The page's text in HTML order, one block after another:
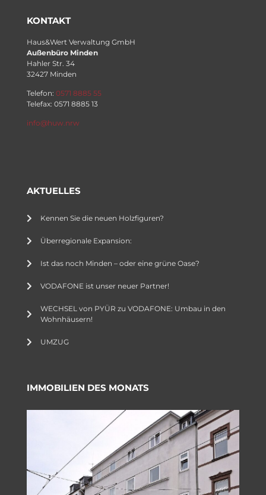
KONTAKT
Haus&Wert Verwaltung GmbH
Außenbüro Minden
Hahler Str. 34
32427 Minden
Telefon: 0571 8885 55
Telefax: 0571 8885 13
info@huw.nrw
AKTUELLES
Kennen Sie die neuen Holzfiguren?
Überregionale Expansion:
Ist das noch Minden – oder eine grüne Oase?
VODAFONE ist unser neuer Partner!
WECHSEL von PYÜR zu VODAFONE: Umbau in den
Wohnhäusern!
UMZUG
IMMOBILIEN DES MONATS